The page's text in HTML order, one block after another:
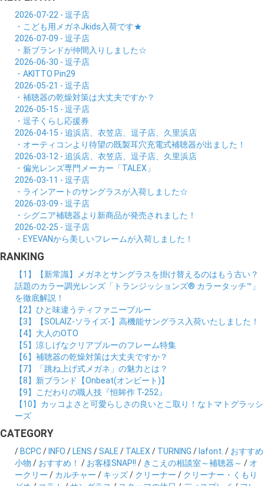
2026-07-22 - 逗子店
・こども用メガネJkids入荷です★
2026-07-09 - 逗子店
・新ブランドが仲間入りしました☆
2026-06-30 - 逗子店
・AKITTO Pin29
2026-05-21 - 逗子店
・補聴器の乾燥対策は大丈夫ですか？
2026-05-15 - 逗子店
・逗子くらし応援券
2026-04-15 - 追浜店、衣笠店、逗子店、久里浜店
・オーティコンより待望の既製耳穴充電式補聴器が出ました！
2026-03-12 - 追浜店、衣笠店、逗子店、久里浜店
・偏光レンズ専門メーカー「TALEX」
2026-03-11 - 逗子店
・ラインアートのサングラスが入荷しました☆
2026-03-09 - 逗子店
・シグニア補聴器より新商品が発売されました！
2026-02-25 - 逗子店
・EYEVANから美しいフレームが入荷しました！
RANKING
【1】【新常識】メガネとサングラスを掛け替えるのはもう古い？
話題のカラー調光レンズ「トランジッションズ® カラータッチ™」
を徹底解説！
【2】ひと味違うティファニーブルー
【3】【SOLAIZ-ソライズ-】高機能サングラス入荷いたしました！
【4】大人のOTO
【5】涼しげなクリアブルーのフレーム特集
【6】補聴器の乾燥対策は大丈夫ですか？
【7】「跳ね上げ式メガネ」の魅力とは？
【8】新ブランド【Onbeat(オンビート)】
【9】こだわりの職人技『恒眸作 T-252』
【10】カッコよさと可愛らしさの良いとこ取り！なトマトグラッシ
ーズ
CATEGORY
/ BCPC/ INFO / LENS /SALE / TALEX / TURNING / lafont. / おすすめ
小物 / おすすめ！ / お客様SNAP!! / きこえの相談室～補聴器～ / オ
ークリー / カルチャー / キッズ/ クリーナー / クリーナー・くもり